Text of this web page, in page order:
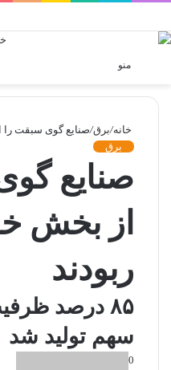
منو
خانه/برق/صنایع گوی سبقت را
برق
صنایع
از بخش
ربودند
۸۵ درصد
سهم تولید شد
0